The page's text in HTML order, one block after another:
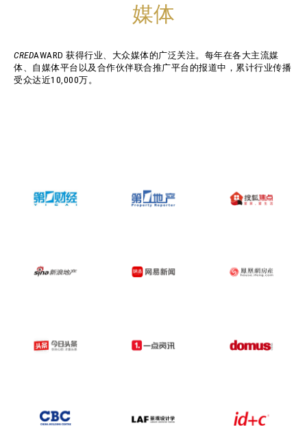
媒体
CREDAWARD 获得行业、大众媒体的广泛关注。每年在各大主流媒
体、自媒体平台以及合作伙伴联合推广平台的报道中，累计行业传播
受众达近10,000万。